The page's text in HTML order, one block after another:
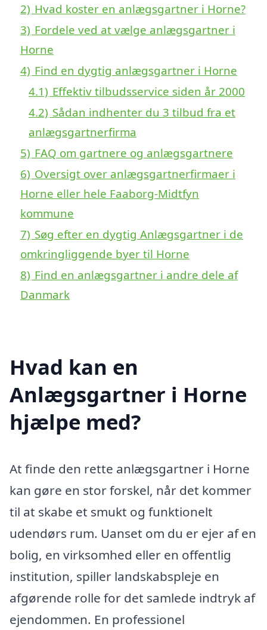
2) Hvad koster en anlægsgartner i Horne?
3) Fordele ved at vælge anlægsgartner i
Horne
4) Find en dygtig anlægsgartner i Horne
4.1) Effektiv tilbudsservice siden år 2000
4.2) Sådan indhenter du 3 tilbud fra et
anlægsgartnerfirma
5) FAQ om gartnere og anlægsgartnere
6) Oversigt over anlægsgartnerfirmaer i
Horne eller hele Faaborg-Midtfyn
kommune
7) Søg efter en dygtig Anlægsgartner i de
omkringliggende byer til Horne
8) Find en anlægsgartner i andre dele af
Danmark
Hvad kan en
Anlægsgartner i Horne
hjælpe med?
At finde den rette anlægsgartner i Horne
kan gøre en stor forskel, når det kommer
til at skabe et smukt og funktionelt
udendørs rum. Uanset om du er ejer af en
bolig, en virksomhed eller en offentlig
institution, spiller landskabspleje en
afgørende rolle for det samlede indtryk af
ejendommen. En professionel